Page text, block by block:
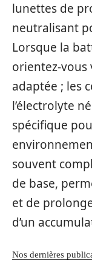
lunettes de
neutralisant
Lorsque la
orientez-vous
adaptée ; les
l’électrolyte
spécifique
souvent
de base,
et de
d’un
Nos dernières